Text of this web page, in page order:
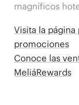
magníficos
Visita la
promociones
Conoce las
MeliáRewards